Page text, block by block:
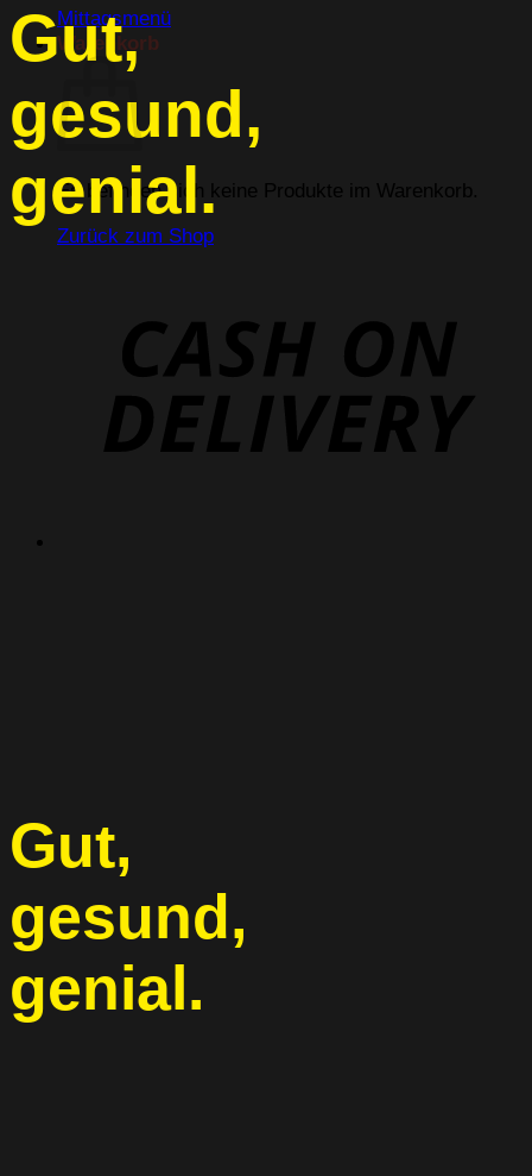
Mittagsmenü
Warenkorb
Es befinden sich keine Produkte im Warenkorb.
Zurück zum Shop
Gut,
gesund,
genial.
Gut,
gesund,
genial.